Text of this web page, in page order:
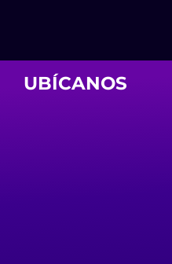
UBÍCANOS